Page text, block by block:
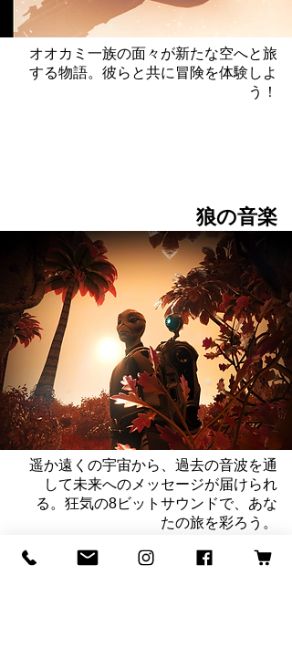
オオカミ一族の面々が新たな空へと旅
する物語。彼らと共に冒険を体験しよ
う！
狼の音楽
遥か遠くの宇宙から、過去の音波を通
して未来へのメッセージが届けられ
る。狂気の8ビットサウンドで、あな
たの旅を彩ろう。